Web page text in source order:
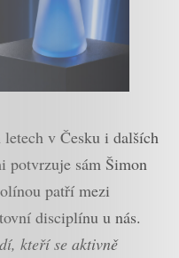
v Česku i dalších
potvrzuje sám Šimon
patří mezi
disciplínu u nás.
kteří se aktivně